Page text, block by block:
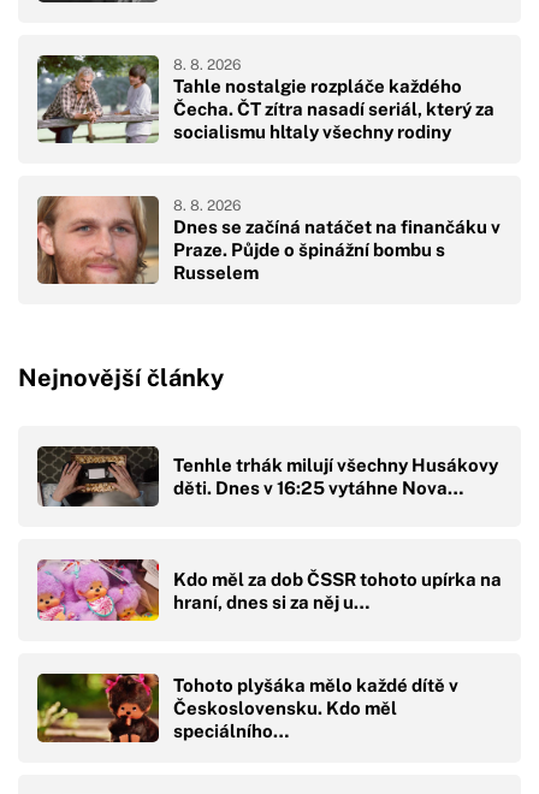
Tahle nostalgie rozpláče každého
Čecha. ČT zítra nasadí seriál, který za
socialismu hltaly všechny rodiny
8. 8. 2026
Dnes se začíná natáčet na finančáku v
Praze. Půjde o špinážní bombu s
Russelem
8. 8. 2026
Nejnovější články
Tenhle trhák milují všechny Husákovy
děti. Dnes v 16:25 vytáhne Nova…
Kdo měl za dob ČSSR tohoto upírka na
hraní, dnes si za něj u…
Tohoto plyšáka mělo každé dítě v
Československu. Kdo měl
speciálního…